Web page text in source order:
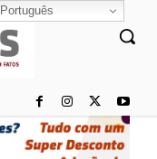
Português